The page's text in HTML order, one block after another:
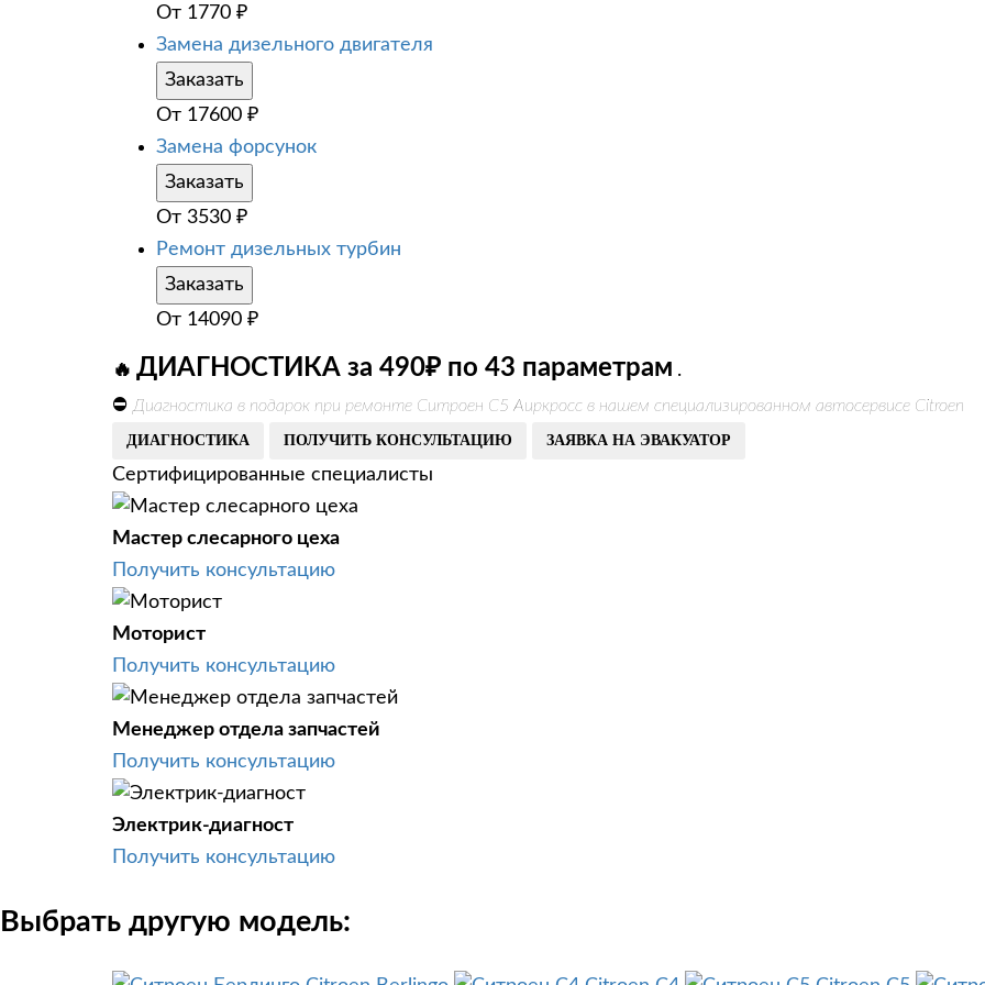
От 1770 ₽
Замена дизельного двигателя
Заказать
От 17600 ₽
Замена форсунок
Заказать
От 3530 ₽
Ремонт дизельных турбин
Заказать
От 14090 ₽
🔥 ДИАГНОСТИКА за 490₽ по 43 параметрам .
⛔ Диагностика в подарок при ремонте Ситроен С5 Аиркросс в нашем специализированном автосервисе Citroen
ДИАГНОСТИКА ПОЛУЧИТЬ КОНСУЛЬТАЦИЮ ЗАЯВКА НА ЭВАКУАТОР
Сертифицированные специалисты
Мастер слесарного цеха
Получить консультацию
Моторист
Получить консультацию
Менеджер отдела запчастей
Получить консультацию
Электрик-диагност
Получить консультацию
Выбрать другую модель: